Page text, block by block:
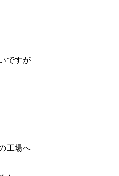
ですが
工場へ